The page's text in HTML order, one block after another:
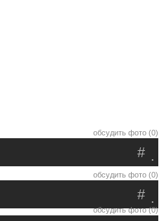
обсудить фото (0)
.
#
обсудить фото (0)
.
#
обсудить фото (0)